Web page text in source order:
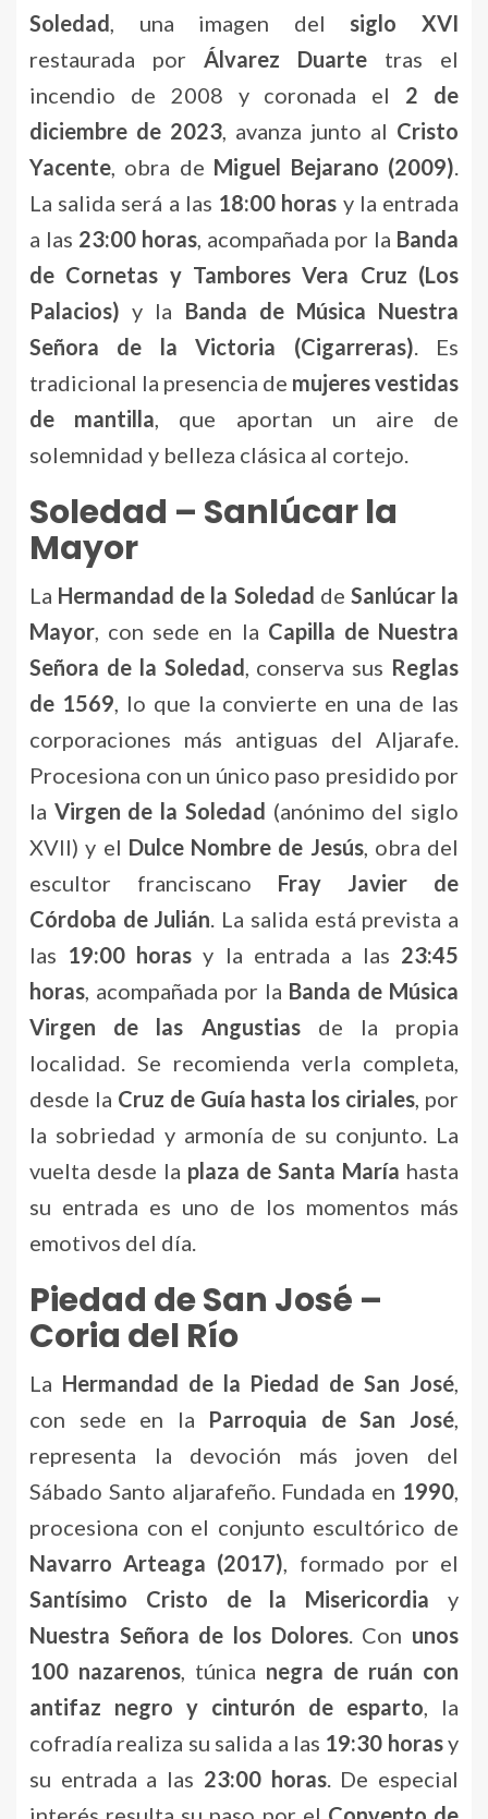
Soledad, una imagen del siglo XVI
restaurada por Álvarez Duarte tras el
incendio de 2008 y coronada el 2 de
diciembre de 2023, avanza junto al Cristo
Yacente, obra de Miguel Bejarano (2009).
La salida será a las 18:00 horas y la entrada
a las 23:00 horas, acompañada por la Banda
de Cornetas y Tambores Vera Cruz (Los
Palacios) y la Banda de Música Nuestra
Señora de la Victoria (Cigarreras). Es
tradicional la presencia de mujeres vestidas
de mantilla, que aportan un aire de
solemnidad y belleza clásica al cortejo.
Soledad – Sanlúcar la
Mayor
La Hermandad de la Soledad de Sanlúcar la
Mayor, con sede en la Capilla de Nuestra
Señora de la Soledad, conserva sus Reglas
de 1569, lo que la convierte en una de las
corporaciones más antiguas del Aljarafe.
Procesiona con un único paso presidido por
la Virgen de la Soledad (anónimo del siglo
XVII) y el Dulce Nombre de Jesús, obra del
escultor franciscano Fray Javier de
Córdoba de Julián. La salida está prevista a
las 19:00 horas y la entrada a las 23:45
horas, acompañada por la Banda de Música
Virgen de las Angustiasde la propia
localidad. Se recomienda verla completa,
desde la Cruz de Guía hasta los ciriales, por
la sobriedad y armonía de su conjunto. La
vuelta desde la plaza de Santa María hasta
su entrada es uno de los momentos más
emotivos del día.
Piedad de San José –
Coria del Río
La Hermandad de la Piedad de San José,
con sede en la Parroquia de San José,
representa la devoción más joven del
Sábado Santo aljarafeño. Fundada en 1990,
procesiona con el conjunto escultórico de
Navarro Arteaga (2017), formado por el
Santísimo Cristo de la Misericordia y
Nuestra Señora de los Dolores. Con unos
100 nazarenos, túnica negra de ruán con
antifaz negro y cinturón de esparto, la
cofradía realiza su salida a las 19:30 horasy
su entrada a las 23:00 horas. De especial